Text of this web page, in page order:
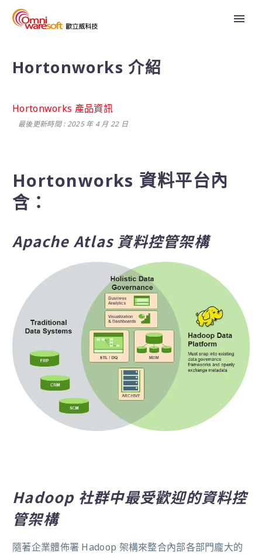
Hortonworks 介紹
Hortonworks 產品資訊
最後更新時間 : 2025 年 4 月 22 日
Hortonworks 資料平台內
含：
Apache Atlas 資料控管架構
Hadoop 社群中最受歡迎的資料控
管架構
隨著企業體佈署 Hadoop 架構來整合內部各部門龐大的